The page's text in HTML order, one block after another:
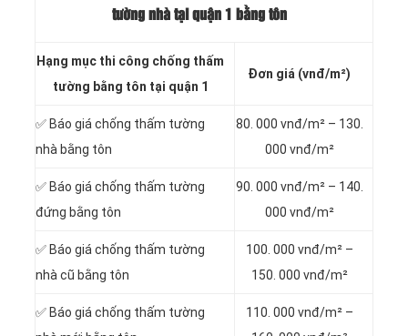
tường nhà tại quận 1 bằng tôn
Hạng mục thi công chống thấm
tường bằng tôn tại quận 1
Đơn giá (vnđ/m²)
✅ Báo giá chống thấm tường
nhà bằng tôn
80. 000 vnđ/m² – 130.
000 vnđ/m²
✅ Báo giá chống thấm tường
đứng bằng tôn
90. 000 vnđ/m² – 140.
000 vnđ/m²
✅ Báo giá chống thấm tường
nhà cũ bằng tôn
100. 000 vnđ/m² –
150. 000 vnđ/m²
✅ Báo giá chống thấm tường
110. 000 vnđ/m² –